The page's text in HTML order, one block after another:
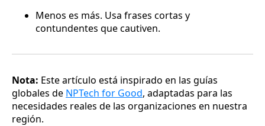
Menos es más. Usa frases cortas y
contundentes que cautiven.
Nota: Este artículo está inspirado en las guías
globales de NPTech for Good, adaptadas para las
necesidades reales de las organizaciones en nuestra
región.